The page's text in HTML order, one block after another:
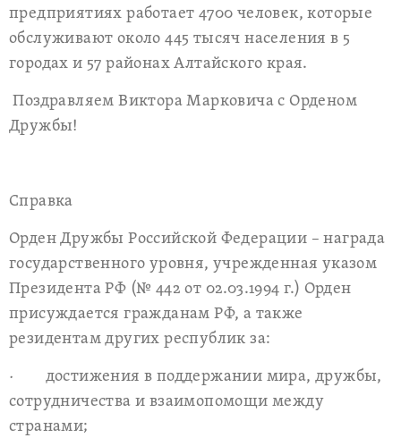
предприятиях работает 4700 человек, которые
обслуживают около 445 тысяч населения в 5
городах и 57 районах Алтайского края.
Поздравляем Виктора Марковича с Орденом
Дружбы!
Справка
Орден Дружбы Российской Федерации – награда
государственного уровня, учрежденная указом
Президента РФ (№ 442 от 02.03.1994 г.) Орден
присуждается гражданам РФ, а также
резидентам других республик за:
· достижения в поддержании мира, дружбы,
сотрудничества и взаимопомощи между
странами;